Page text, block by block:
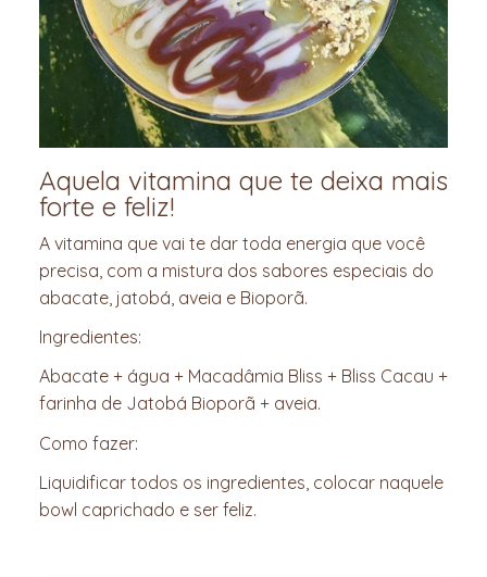
Aquela vitamina que te deixa mais
forte e feliz!
A vitamina que vai te dar toda energia que você
precisa, com a mistura dos sabores especiais do
abacate, jatobá, aveia e Bioporã.
Ingredientes:
Abacate + água + Macadâmia Bliss + Bliss Cacau +
farinha de Jatobá Bioporã + aveia.
Como fazer:
Liquidificar todos os ingredientes, colocar naquele
bowl caprichado e ser feliz.